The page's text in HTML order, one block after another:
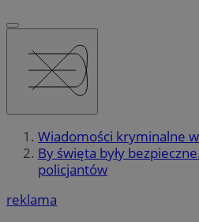
Wiadomości kryminalne
By święta były
policjantów
reklama